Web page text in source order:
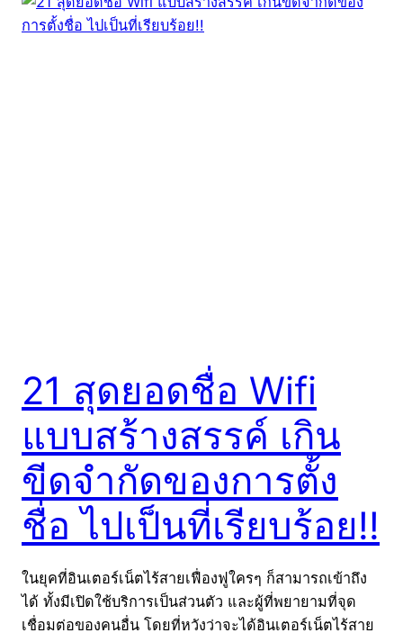
21 สุดยอดชื่อ Wifi
แบบสร้างสรรค์ เกิน
ขีดจำกัดของการตั้ง
ชื่อ ไปเป็นที่เรียบร้อย!!
ในยุคที่อินเตอร์เน็ตไร้สายเฟื่องฟูใครๆ ก็สามารถเข้าถึง
ได้ ทั้งมีเปิดใช้บริการเป็นส่วนตัว และผู้ที่พยายามที่จุด
เชื่อมต่อของคนอื่น โดยที่หวังว่าจะได้อินเตอร์เน็ตไร้สาย